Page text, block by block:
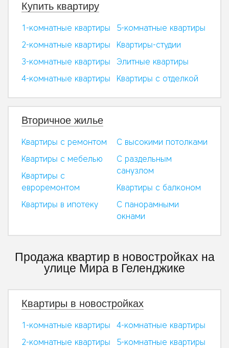
Купить квартиру
1-комнатные квартиры
2-комнатные квартиры
3-комнатные квартиры
4-комнатные квартиры
5-комнатные квартиры
Квартиры-студии
Элитные квартиры
Квартиры с отделкой
Вторичное жилье
Квартиры с ремонтом
Квартиры с мебелью
Квартиры с
евроремонтом
Квартиры в ипотеку
С высокими потолками
С раздельным
санузлом
Квартиры с балконом
С панорамными
окнами
Продажа квартир в новостройках на
улице Мира в Геленджике
Квартиры в новостройках
1-комнатные квартиры
2-комнатные квартиры
4-комнатные квартиры
5-комнатные квартиры